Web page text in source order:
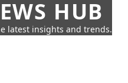
HUB
latest insights and trends.